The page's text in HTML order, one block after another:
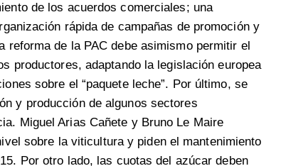
de los acuerdos comerciales; una
rápida de campañas de promoción y
reforma de la PAC debe asimismo permitir el
productores, adaptando la legislación europea
sobre el “paquete leche”. Por último, se
y producción de algunos sectores
Miguel Arias Cañete y Bruno Le Maire
sobre la viticultura y piden el mantenimiento
Por otro lado, las cuotas del azúcar deben